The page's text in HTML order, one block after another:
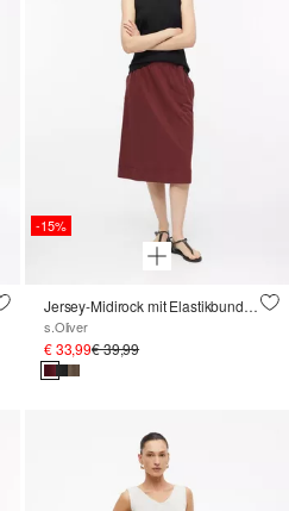
-15%
Jersey-Midirock mit Elastikbund und Flammgarnstruktur
s.Oliver
€ 33,99€ 39,99